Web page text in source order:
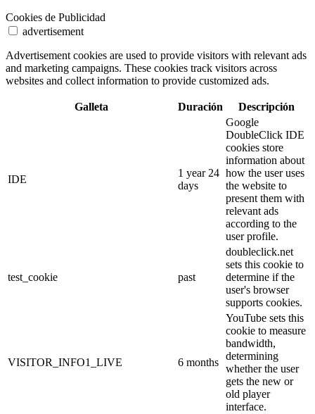
Cookies de Publicidad
advertisement
Advertisement cookies are used to provide visitors with relevant ads
and marketing campaigns. These cookies track visitors across
websites and collect information to provide customized ads.
Galleta Duración Descripción
IDE
1 year 24
days
Google
DoubleClick IDE
cookies store
information about
how the user uses
the website to
present them with
relevant ads
according to the
user profile.
test_cookie past
doubleclick.net
sets this cookie to
determine if the
user's browser
supports cookies.
VISITOR_INFO1_LIVE 6 months
YouTube sets this
cookie to measure
bandwidth,
determining
whether the user
gets the new or
old player
interface.